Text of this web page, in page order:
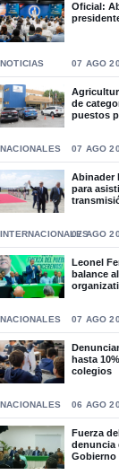
Oficial:
NOTICIAS 07 AGO
de
puestos
NACIONALES 07 AGO
Abinader
para
INTERNACIONALES07 AGO
Leonel
balance
NACIONALES 07 AGO
hasta
colegios
NACIONALES 06 AGO
Fuerza
denuncia
Gobierno